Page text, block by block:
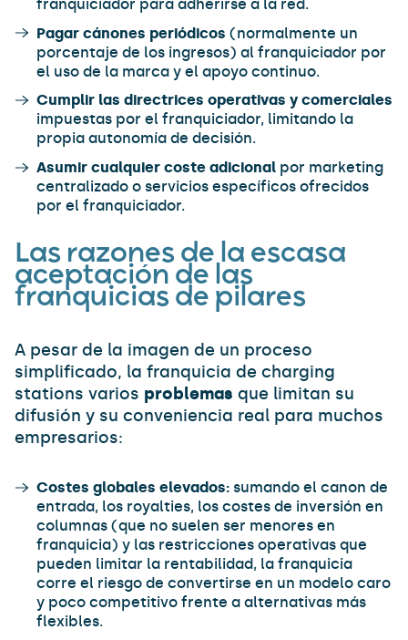
franquiciador para adherirse a la red.
Pagar cánones periódicos (normalmente un
porcentaje de los ingresos) al franquiciador por
el uso de la marca y el apoyo continuo.
Cumplir las directrices operativas y comerciales
impuestas por el franquiciador, limitando la
propia autonomía de decisión.
Asumir cualquier coste adicional por marketing
centralizado o servicios específicos ofrecidos
por el franquiciador.
Las razones de la escasa
aceptación de las
franquicias de pilares
A pesar de la imagen de un proceso
simplificado, la franquicia de charging
stations varios problemas que limitan su
difusión y su conveniencia real para muchos
empresarios:
Costes globales elevados: sumando el canon de
entrada, los royalties, los costes de inversión en
columnas (que no suelen ser menores en
franquicia) y las restricciones operativas que
pueden limitar la rentabilidad, la franquicia
corre el riesgo de convertirse en un modelo caro
y poco competitivo frente a alternativas más
flexibles.